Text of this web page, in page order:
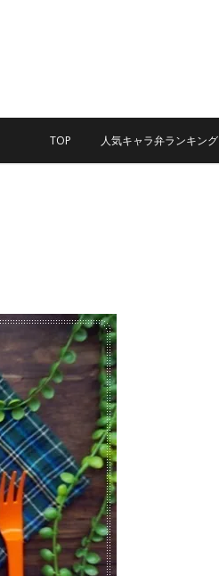
TOP 人気キャラ弁ランキング